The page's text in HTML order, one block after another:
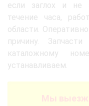
если заглох и не
течение часа,
области.
причину.
каталожному
устанавливаем.
Мы